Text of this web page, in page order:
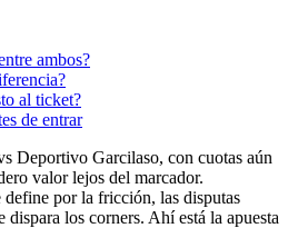
ambos?
al ticket?
de entrar
Deportivo Garcilaso, con cuotas aún
valor lejos del marcador.
define por la fricción, las disputas
dispara los corners. Ahí está la apuesta